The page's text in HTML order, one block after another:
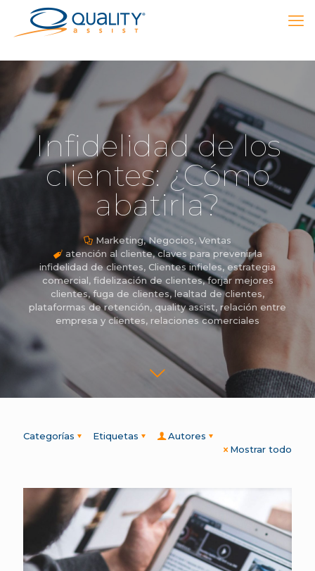
Infidelidad de los
clientes: ¿Cómo
abatirla?
Marketing,Negocios, Ventas
atención al cliente,claves para prevenir la
infidelidad de clientes, Clientes infieles, estrategia
comercial, fidelización de clientes,forjar mejores
clientes,fuga de clientes,lealtad de clientes,
plataformas de retención, quality assist, relación entre
empresa y clientes, relaciones comerciales
Categorías Etiquetas
Autores
Mostrar todo